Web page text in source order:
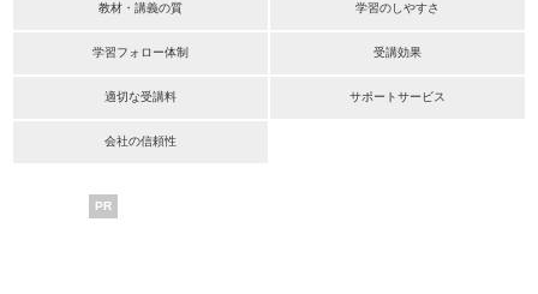
教材・講義の質 学習のしやすさ
学習フォロー体制 受講効果
適切な受講料 サポートサービス
会社の信頼性
PR